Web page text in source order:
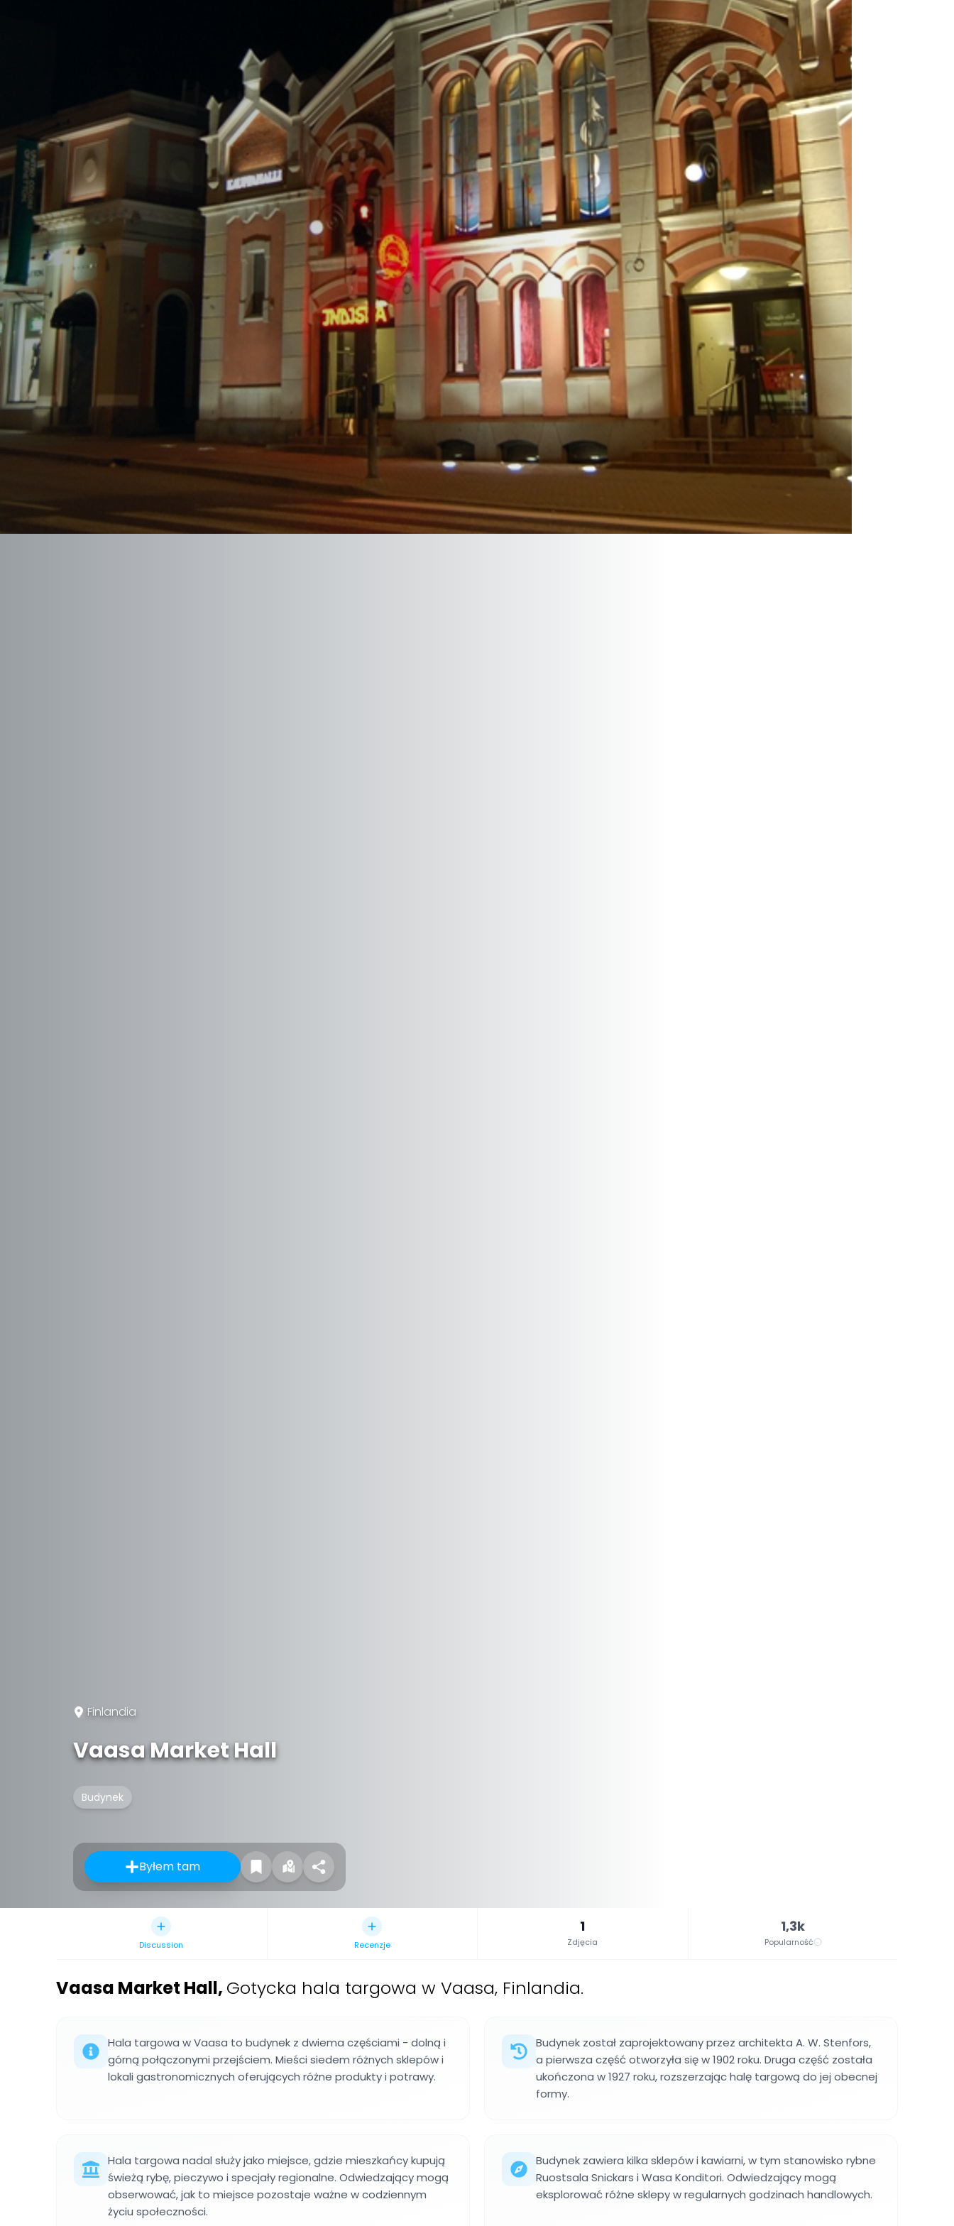
Finlandia
Vaasa Market Hall
Budynek
Byłem tam
Discussion Recenzje
1
Zdjęcia
1,3k
Popularność
Vaasa Market Hall, Gotycka hala targowa w Vaasa, Finlandia.
Hala targowa w Vaasa to budynek z dwiema częściami - dolną i
górną połączonymi przejściem. Mieści siedem różnych sklepów i
lokali gastronomicznych oferujących różne produkty i potrawy.
Budynek został zaprojektowany przez architekta A. W. Stenfors,
a pierwsza część otworzyła się w 1902 roku. Druga część została
ukończona w 1927 roku, rozszerzając halę targową do jej obecnej
formy.
Hala targowa nadal służy jako miejsce, gdzie mieszkańcy kupują
świeżą rybę, pieczywo i specjały regionalne. Odwiedzający mogą
obserwować, jak to miejsce pozostaje ważne w codziennym
życiu społeczności.
Budynek zawiera kilka sklepów i kawiarni, w tym stanowisko rybne
Ruostsala Snickars i Wasa Konditori. Odwiedzający mogą
eksplorować różne sklepy w regularnych godzinach handlowych.